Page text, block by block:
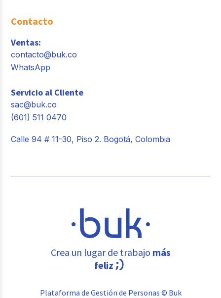
Contacto
Ventas:
contacto@buk.co
WhatsApp
Servicio al Cliente
sac@buk.co
(601) 511 0470
Calle 94 # 11-30, Piso 2. Bogotá, Colombia
Crea un lugar de trabajo más
feliz
Plataforma de Gestión de Personas © Buk